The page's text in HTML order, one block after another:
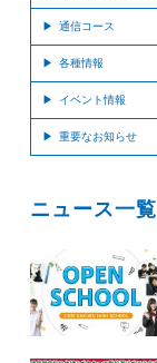
通信コース
各種情報
イベント情報
重要なお知らせ
ニュース一覧